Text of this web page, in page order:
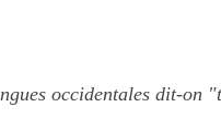
occidentales dit-on